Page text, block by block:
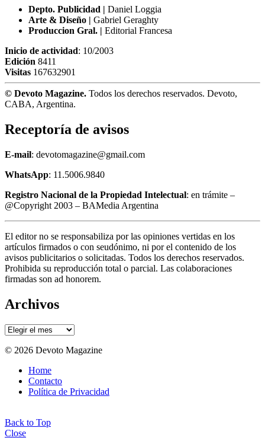
Depto. Publicidad | Daniel Loggia
Arte & Diseño | Gabriel Geraghty
Produccion Gral. | Editorial Francesa
Inicio de actividad: 10/2003
Edición 8411
Visitas 167632901
© Devoto Magazine. Todos los derechos reservados. Devoto,
CABA, Argentina.
Receptoría de avisos
E-mail: devotomagazine@gmail.com
WhatsApp: 11.5006.9840
Registro Nacional de la Propiedad Intelectual: en trámite –
@Copyright 2003 – BAMedia Argentina
El editor no se responsabiliza por las opiniones vertidas en los
artículos firmados o con seudónimo, ni por el contenido de los
avisos publicitarios o solicitadas. Todos los derechos reservados.
Prohibida su reproducción total o parcial. Las colaboraciones
firmadas son ad honorem.
Archivos
Archivos
© 2026 Devoto Magazine
Home
Contacto
Política de Privacidad
Back to Top
Close